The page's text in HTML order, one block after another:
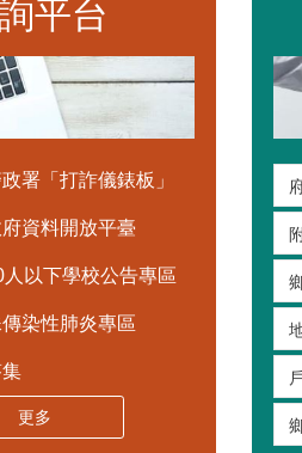
署「打詐儀錶板」
資料開放平臺
以下學校公告專區
染性肺炎專區
更多